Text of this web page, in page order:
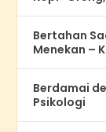
Bertahan
Menekan –
Berdamai
Psikologi